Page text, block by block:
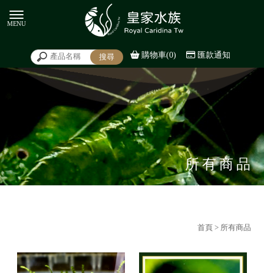
購物車(0) 匯款通知
所有商品
首頁> 所有商品